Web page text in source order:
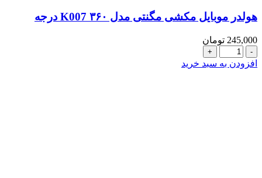
هولدر موبایل مکشی مگنتی مدل K007 ۳۶۰ درجه
245,000 تومان
هولدر
موبایل
افزودن به سبد خرید